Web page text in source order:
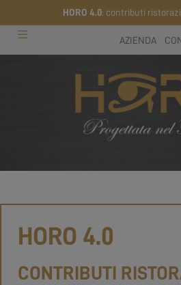
HORO 4.0: contributi
AZIENDA
HORO 4.0
CONTRIBUTI